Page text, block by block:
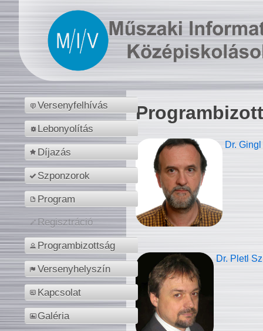
Versenyfelhívás
Lebonyolítás
Díjazás
Szponzorok
Program
Regisztráció
Programbizottság
Versenyhelyszín
Kapcsolat
Galéria
Dr.
Dr. Pletl